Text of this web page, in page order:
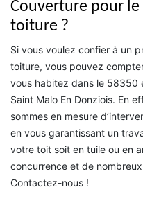
Couverture pour
toiture ?
Si vous voulez confier à un
toiture, vous pouvez
vous habitez dans le 58350
Saint Malo En Donziois. En
sommes en mesure
en vous garantissant un
votre toit soit en tuile ou en
concurrence et de
Contactez-nous !